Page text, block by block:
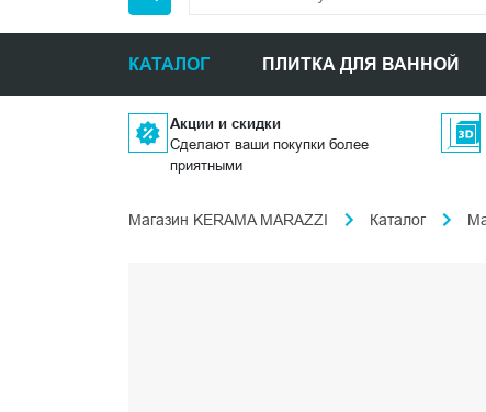
КАТАЛОГ ПЛИТКА ДЛЯ ВАННОЙ
Акции и скидки
Сделают ваши покупки более
приятными
Магазин KERAMA MARAZZI Каталог